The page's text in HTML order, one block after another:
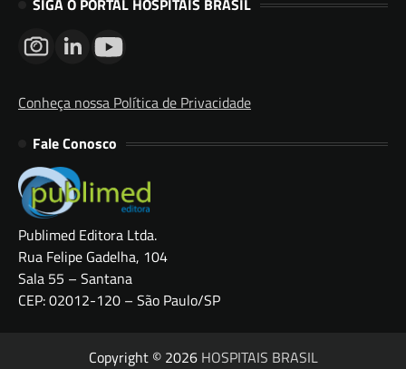
SIGA O PORTAL HOSPITAIS BRASIL
Conheça nossa Política de Privacidade
Fale Conosco
Publimed Editora Ltda.
Rua Felipe Gadelha, 104
Sala 55 – Santana
CEP: 02012-120 – São Paulo/SP
Copyright © 2026 HOSPITAIS BRASIL